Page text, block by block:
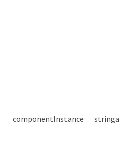
componentInstance stringa